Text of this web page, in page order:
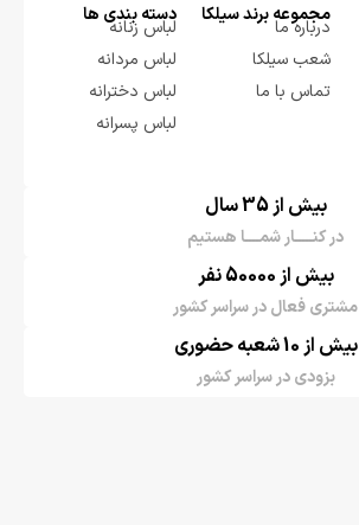
مجموعه برند سيلكا
درباره ما
شعب سیلکا
تماس با ما
دسته بندی ها
لباس زنانه
لباس مردانه
لباس دخترانه
لباس پسرانه
بیش از 35 سال
در کنـــــار شمــــا هستیم
بیش از 50000 نفر
مشتری فعال در سراسر کشور
بیش از 10 شعبه حضوری
بزودی در سراسر کشور